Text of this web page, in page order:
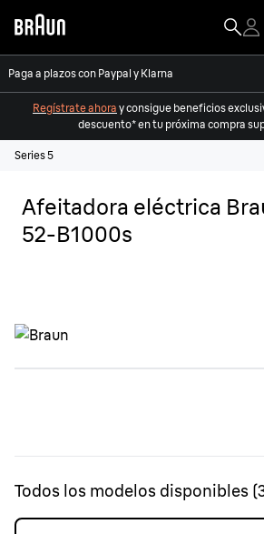
Paga a plazos con Paypal y Klarna
Regístrate ahora y consigue beneficios
descuento* en tu próxima compra
Series 5
Afeitadora eléctrica
52-B1000s
Todos los modelos disponibles (